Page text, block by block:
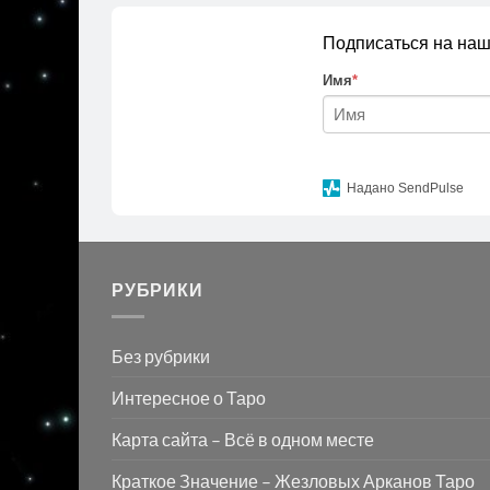
Подписаться на
Имя*
Надано SendPulse
РУБРИКИ
Без рубрики
Интересное о Таро
Карта сайта – Всё в одном месте
Краткое Значение – Жезловых Арканов Таро